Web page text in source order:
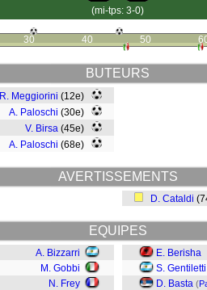
(mi-tps: 3-0)
30 40 50
BUTEURS
R. Meggiorini (12e)
A. Paloschi (30e)
V. Birsa (45e)
A. Paloschi (68e)
AVERTISSEMENTS
D. Cataldi
EQUIPES
A. Bizzarri
M. Gobbi
N. Frey
E. Berisha
S. Gentiletti
D. Basta (